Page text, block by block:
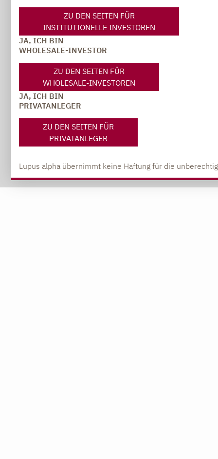
ZU DEN SEITEN FÜR
INSTITUTIONELLE INVESTOREN
JA, ICH BIN
WHOLESALE-INVESTOR
ZU DEN SEITEN FÜR
WHOLESALE-INVESTOREN
JA, ICH BIN
PRIVATANLEGER
ZU DEN SEITEN FÜR
PRIVATANLEGER
Lupus alpha übernimmt keine Haftung für die